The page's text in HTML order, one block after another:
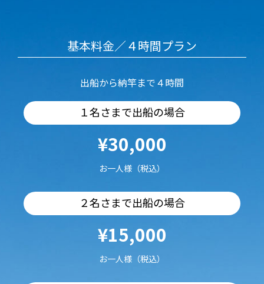
基本料金／４時間プラン
出船から納竿まで４時間
１名さまで出船の場合
¥30,000
お一人様（税込）
２名さまで出船の場合
¥15,000
お一人様（税込）